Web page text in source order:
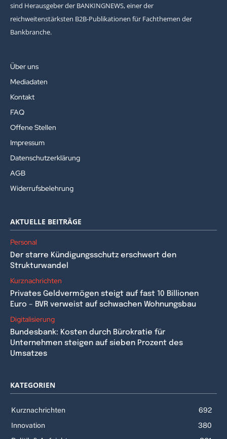
sind Herausgeber der BANKINGNEWS, einer der
reichweitenstärksten B2B-Publikationen für Fachthemen der
Bankbranche.
Über uns
Mediadaten
Kontakt
FAQ
Offene Stellen
Impressum
Datenschutzerklärung
AGB
Widerrufsbelehrung
AKTUELLE BEITRÄGE
Personal
Der starre Kündigungsschutz erschwert den
Strukturwandel
Kurznachrichten
Privates Geldvermögen steigt auf fast 10 Billionen
Euro – BVR verweist auf schwachen Wohnungsbau
Digitalisierung
Bundesbank: Kosten durch Bürokratie für
Unternehmen steigen auf sieben Prozent des
Umsatzes
KATEGORIEN
Kurznachrichten
692
Innovation
380